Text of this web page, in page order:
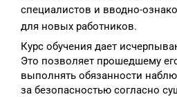
специалистов и вводно-
для новых работников.
Курс обучения дает
Это позволяет прошедшему
выполнять обязанности
за безопасностью согласно